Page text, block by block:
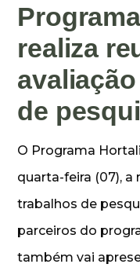
realiza
de
O Programa
quarta-feira (07), a
trabalhos de
parceiros do
também vai